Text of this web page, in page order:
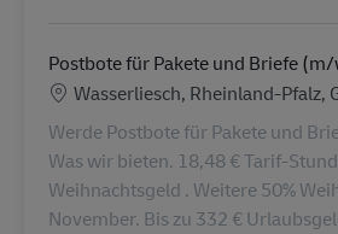
Postbote für Pakete und Briefe
LieuWasserliesch, Rheinland-Pfalz,
Werde Postbote für Pakete und
Was wir bieten. 18,48 € Tarif-
Weihnachtsgeld . Weitere 50%
November. Bis zu 332 €